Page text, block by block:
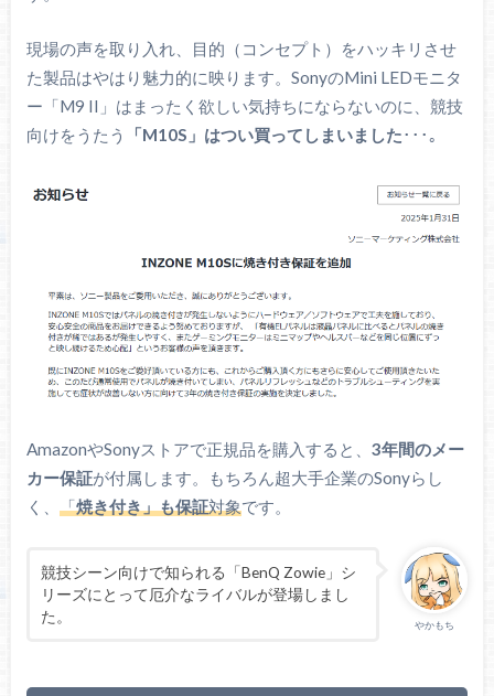
FPS Pro（疑似TNモード）
24.5インチモード
HDR対応
Display HDR True Black 400認証
スピーカー
イヤホン（3.5 mm）端子あり
主な付属品
DisplayPort 2.1（UHBR10）ケーブ
ル
保証書
ACアダプター
電源ケーブル
ステッカー
寸法 604 x 504 x 197 mm
現場の声を取り入れ、目的（コンセプト）をハッキリさせ
た製品はやはり魅力的に映ります。SonyのMini LEDモニタ
ー「M9 II」はまったく欲しい気持ちにならないのに、競技
向けをうたう
「M10S」はつい買ってしまいました･･･。
AmazonやSonyストアで正規品を購入すると、 3年間のメー
カー保証が付属します。もちろん超大手企業のSonyらし
く、 「焼き付き」も保証対象です。
やかもち
競技シーン向けで知られる「BenQ Zowie」シ
リーズにとって厄介なライバルが登場しまし
た。